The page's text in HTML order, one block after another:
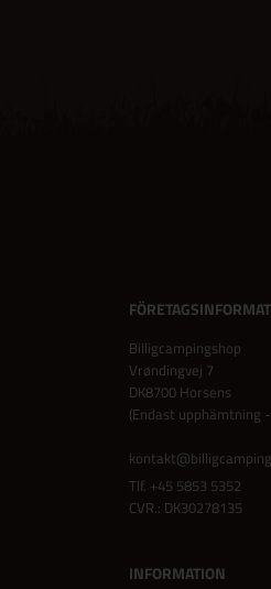
Billigcampingshop
Vrøndingvej 7
DK8700 Horsens
(Endast upphämtning
Tlf. +45 5853 5352
CVR.: DK30278135
INFORMATION